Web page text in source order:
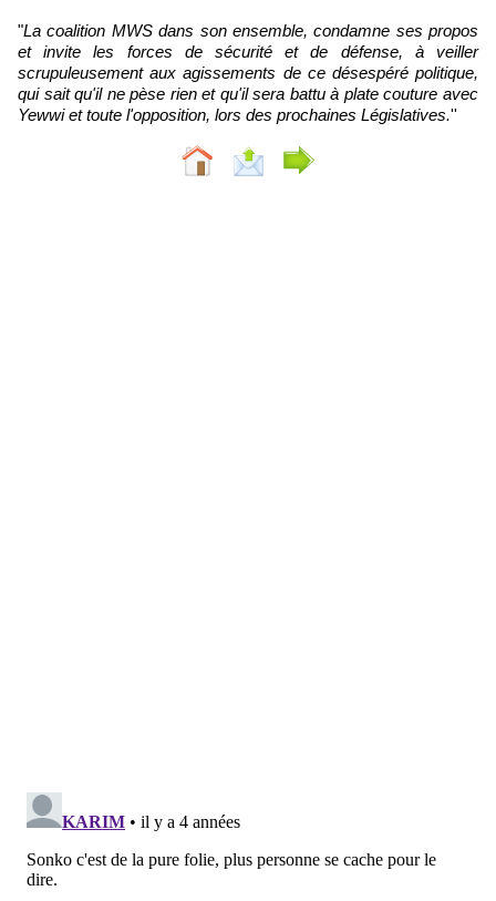
"La coalition MWS dans son ensemble, condamne ses propos
et invite les forces de sécurité et de défense, à veiller
scrupuleusement aux agissements de ce désespéré politique,
qui sait qu'il ne pèse rien et qu'il sera battu à plate couture avec
Yewwi et toute l'opposition, lors des prochaines Législatives.''